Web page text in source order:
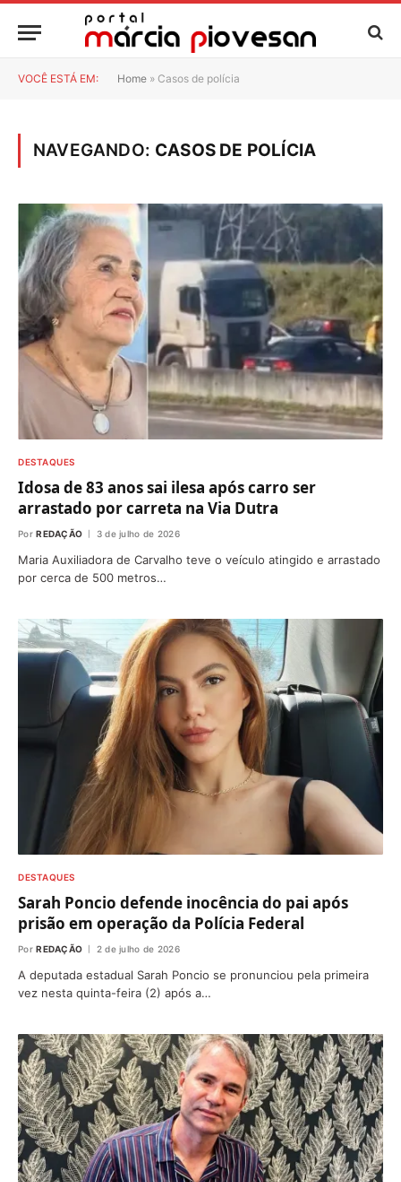
VOCÊ ESTÁ EM: Home » Casos de polícia
NAVEGANDO: CASOS DE POLÍCIA
DESTAQUES
Idosa de 83 anos sai ilesa após carro ser
arrastado por carreta na Via Dutra
Por REDAÇÃO 3 de julho de 2026
Maria Auxiliadora de Carvalho teve o veículo atingido e arrastado
por cerca de 500 metros…
DESTAQUES
Sarah Poncio defende inocência do pai após
prisão em operação da Polícia Federal
Por REDAÇÃO 2 de julho de 2026
A deputada estadual Sarah Poncio se pronunciou pela primeira
vez nesta quinta-feira (2) após a…